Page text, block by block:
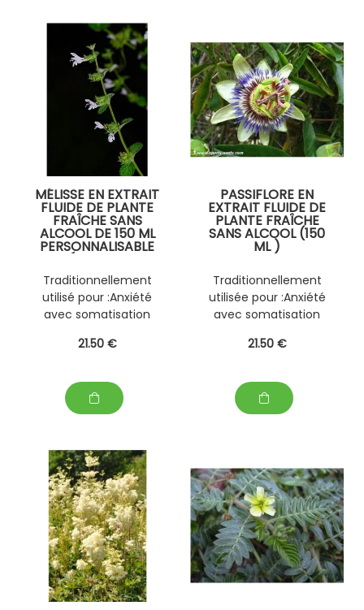
MÉLISSE EN EXTRAIT
FLUIDE DE PLANTE
FRAÎCHE SANS
ALCOOL DE 150 ML
PERSONNALISABLE
EN MÉLANGE AVEC
D' AUTRES PLANTES
FRAÎCHES (EPS)
Traditionnellement
utilisé pour :Anxiété
avec somatisation
chez l'enfant -
digestive - Gastrite
chronique - Mal des
transports -
nausées -
Constipation, diarrhée,
colopathie - Manque
d'ap
21.50 €
PASSIFLORE EN
EXTRAIT FLUIDE DE
PLANTE FRAÎCHE
SANS ALCOOL (150
ML )
PERSONNALISABLE
(EPS) AVEC D'
AUTRES PLANTES
FRAÎCHES
Traditionnellement
utilisée pour :Anxiété
avec somatisation
ou neuromusculaire -
21.50 €